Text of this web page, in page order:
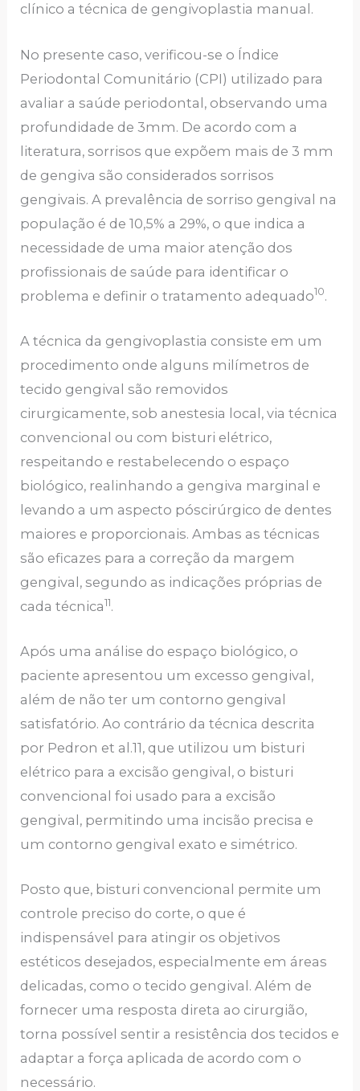
clínico a técnica de gengivoplastia manual.
No presente caso, verificou-se o Índice
Periodontal Comunitário (CPI) utilizado para
avaliar a saúde periodontal, observando uma
profundidade de 3mm. De acordo com a
literatura, sorrisos que expõem mais de 3 mm
de gengiva são considerados sorrisos
gengivais. A prevalência de sorriso gengival na
população é de 10,5% a 29%, o que indica a
necessidade de uma maior atenção dos
profissionais de saúde para identificar o
problema e definir o tratamento adequado10.
A técnica da gengivoplastia consiste em um
procedimento onde alguns milímetros de
tecido gengival são removidos
cirurgicamente, sob anestesia local, via técnica
convencional ou com bisturi elétrico,
respeitando e restabelecendo o espaço
biológico, realinhando a gengiva marginal e
levando a um aspecto póscirúrgico de dentes
maiores e proporcionais. Ambas as técnicas
são eficazes para a correção da margem
gengival, segundo as indicações próprias de
cada técnica11.
Após uma análise do espaço biológico, o
paciente apresentou um excesso gengival,
além de não ter um contorno gengival
satisfatório. Ao contrário da técnica descrita
por Pedron et al.11, que utilizou um bisturi
elétrico para a excisão gengival, o bisturi
convencional foi usado para a excisão
gengival, permitindo uma incisão precisa e
um contorno gengival exato e simétrico.
Posto que, bisturi convencional permite um
controle preciso do corte, o que é
indispensável para atingir os objetivos
estéticos desejados, especialmente em áreas
delicadas, como o tecido gengival. Além de
fornecer uma resposta direta ao cirurgião,
torna possível sentir a resistência dos tecidos e
adaptar a força aplicada de acordo com o
necessário.